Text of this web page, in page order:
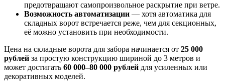
предотвращают самопроизвольное раскрытие при ветре.
Возможность автоматизации — хотя автоматика для
складных ворот встречается реже, чем для секционных,
её можно установить при необходимости.
Цена на складные ворота для забора начинается от 25 000
рублей за простую конструкцию шириной до 3 метров и
может достигать 60 000–80 000 рублей для усиленных или
декоративных моделей.